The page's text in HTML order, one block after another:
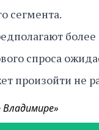
сегмента.
спроса
произойти не
Владимире»